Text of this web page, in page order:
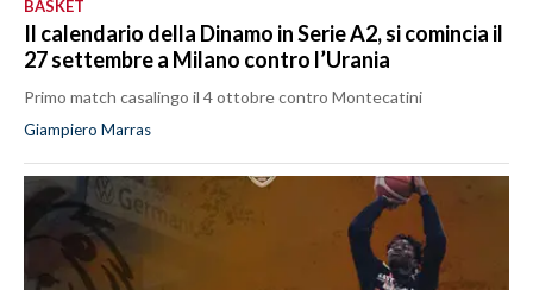
BASKET
Il calendario della Dinamo in Serie A2, si comincia il
27 settembre a Milano contro l’Urania
Primo match casalingo il 4 ottobre contro Montecatini
Giampiero Marras